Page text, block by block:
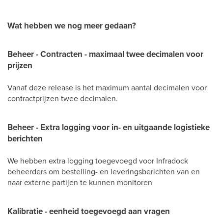
Wat hebben we nog meer gedaan?
Beheer - Contracten - maximaal twee decimalen voor
prijzen
Vanaf deze release is het maximum aantal decimalen voor
contractprijzen twee decimalen.
Beheer - Extra logging voor in- en uitgaande logistieke
berichten
We hebben extra logging toegevoegd voor Infradock
beheerders om bestelling- en leveringsberichten van en
naar externe partijen te kunnen monitoren
Kalibratie - eenheid toegevoegd aan vragen